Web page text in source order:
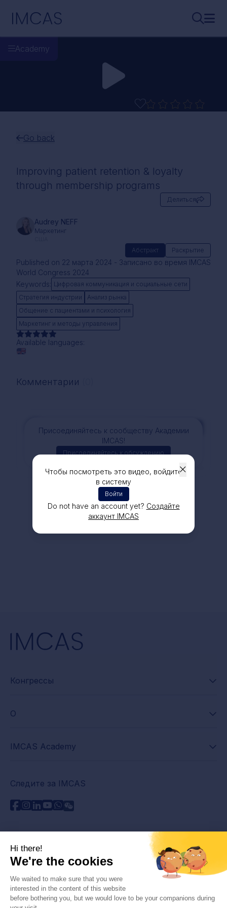
IMCAS
Academy
Чтобы посмотреть это видео, войдите
в систему
Войти
Do not have an account yet? Создайте
аккаунт IMCAS
Go back
Improving patient retention & loyalty
through membership programs
Делиться
Audrey NEFF
Маркетинг
Абстракт Раскрытие
Published on 22 марта 2024 - Записано во время IMCAS
World Congress 2024
Keywords: Цифровая коммуникация и социальные сети
Стратегия индустрии
Анализ рынка
Общение с пациентами и психология
Маркетинг и методы управления
Available languages:
Комментарии
Присоединяйтесь к сообществу Академии
IMCAS!
Присоединяйтесь к обсуждению
Комментарий
Конгрессы
О
IMCAS Academy
Следите за IMCAS
Связаться с нами
Часто задаваемые вопросы
Политика конфиденциальности